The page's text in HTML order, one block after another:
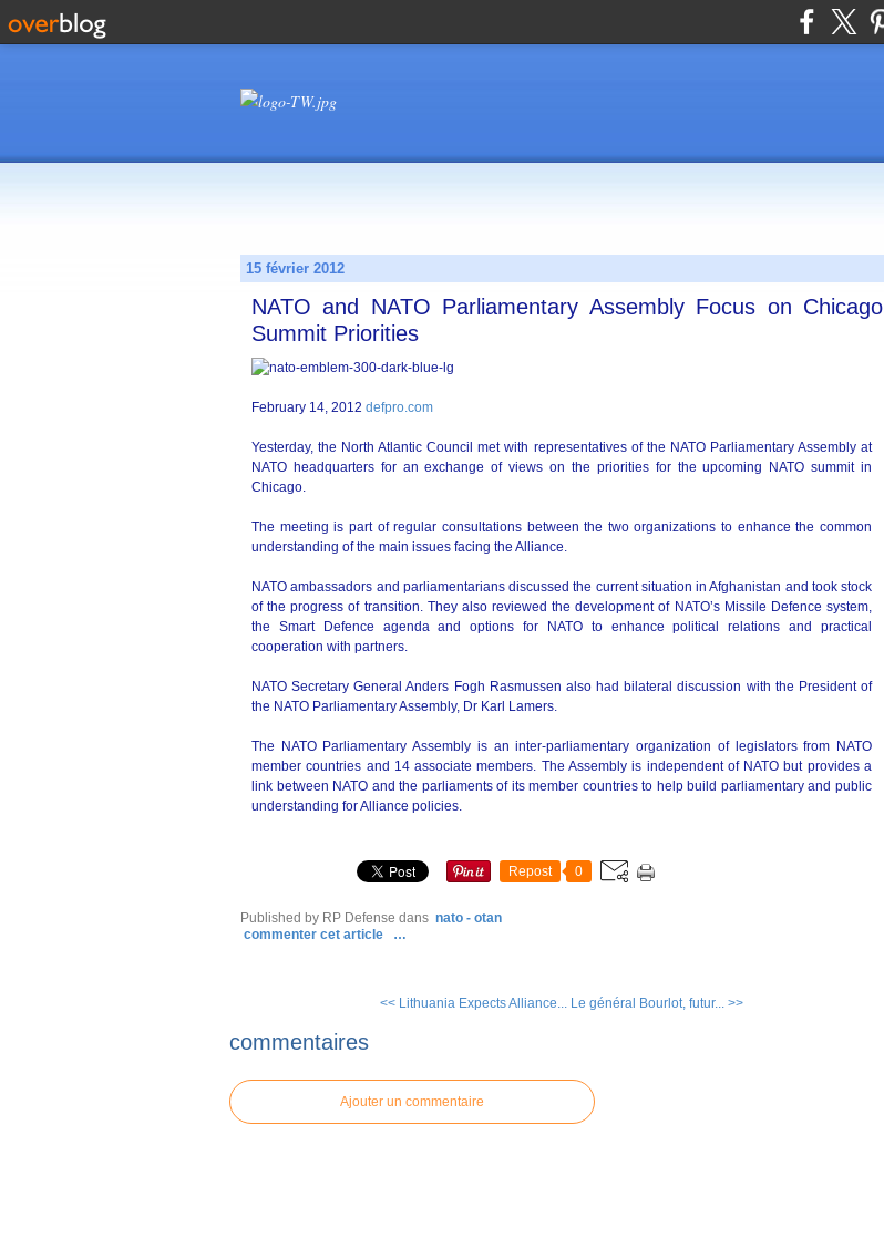
15 février 2012
NATO and NATO Parliamentary Assembly Focus on Chicago
Summit Priorities
February 14, 2012 defpro.com
Yesterday, the North Atlantic Council met with representatives of the NATO Parliamentary Assembly at
NATO headquarters for an exchange of views on the priorities for the upcoming NATO summit in
Chicago.
The meeting is part of regular consultations between the two organizations to enhance the common
understanding of the main issues facing the Alliance.
NATO ambassadors and parliamentarians discussed the current situation in Afghanistan and took stock
of the progress of transition. They also reviewed the development of NATO’s Missile Defence system,
the Smart Defence agenda and options for NATO to enhance political relations and practical
cooperation with partners.
NATO Secretary General Anders Fogh Rasmussen also had bilateral discussion with the President of
the NATO Parliamentary Assembly, Dr Karl Lamers.
The NATO Parliamentary Assembly is an inter-parliamentary organization of legislators from NATO
member countries and 14 associate members. The Assembly is independent of NATO but provides a
link between NATO and the parliaments of its member countries to help build parliamentary and public
understanding for Alliance policies.
Repost 0
Published by RP Defense dans nato - otan
commenter cet article
…
<< Lithuania Expects Alliance... Le général Bourlot, futur... >>
commentaires
Ajouter un commentaire